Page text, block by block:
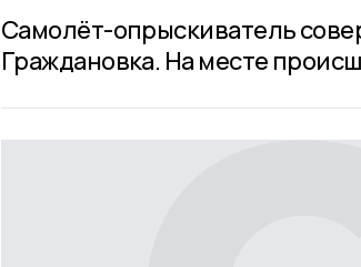
Самолёт-опрыскиватель
Граждановка. На месте